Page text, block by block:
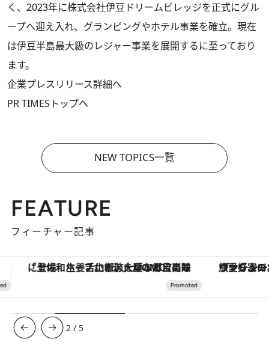
く、2023年に株式会社伊豆ドリームビレッジを正式にグル
ープへ迎え入れ、グランピングやホテル事業を確立。現在
は伊豆半島最大級のレジャー事業を展開するに至っており
ます。
企業プレスリリース詳細へ
PR TIMESトップへ
NEW TOPICS一覧
FEATURE
フィーチャー記事
ヴァシュロン・コンスタンタン「オーヴァーシーズ・オートマティック」。旅愛好家のお気に入りコレクションから、ジェンダーレスな新作が登場 【夏限定ディナーコース】旬を
3 / 5